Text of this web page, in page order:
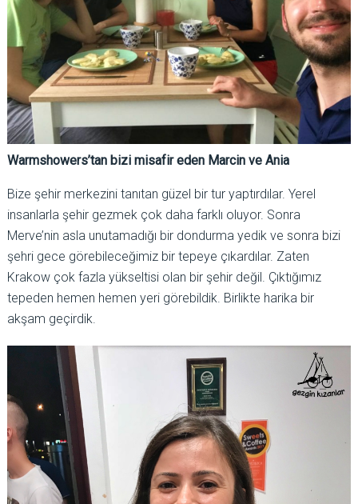
Warmshowers’tan bizi misafir eden Marcin ve Ania
Bize şehir merkezini tanıtan güzel bir tur yaptırdılar. Yerel
insanlarla şehir gezmek çok daha farklı oluyor. Sonra
Merve’nin asla unutamadığı bir dondurma yedik ve sonra bizi
şehri gece görebileceğimiz bir tepeye çıkardılar. Zaten
Krakow çok fazla yükseltisi olan bir şehir değil. Çıktığımız
tepeden hemen hemen yeri görebildik. Birlikte harika bir
akşam geçirdik.